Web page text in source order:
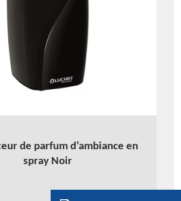
de parfum d’ambiance en
spray Noir